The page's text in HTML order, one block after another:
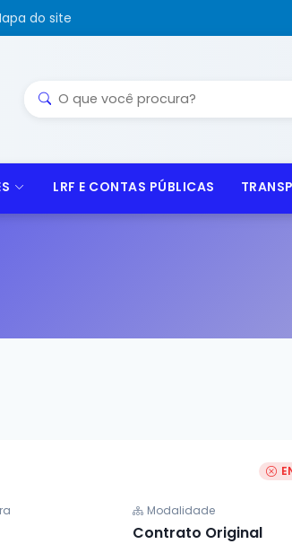
do site
LRF E CONTAS PÚBLICAS
Modalidade
Contrato Original